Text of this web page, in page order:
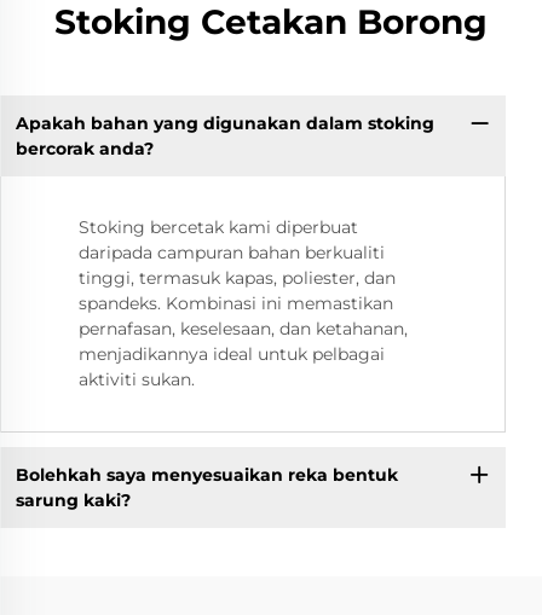
Stoking Cetakan Borong
Apakah bahan yang digunakan dalam stoking
bercorak anda?
Stoking bercetak kami diperbuat
daripada campuran bahan berkualiti
tinggi, termasuk kapas, poliester, dan
spandeks. Kombinasi ini memastikan
pernafasan, keselesaan, dan ketahanan,
menjadikannya ideal untuk pelbagai
aktiviti sukan.
Bolehkah saya menyesuaikan reka bentuk
sarung kaki?